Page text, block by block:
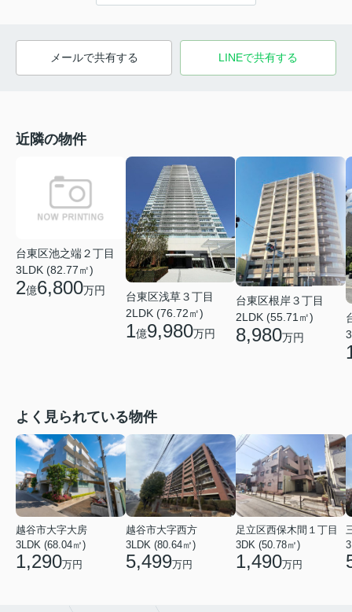
メールで共有する LINEで共有する
近隣の物件
台東区池之端２丁目
3LDK (82.77㎡)
2億6,800万円
台東区浅草３丁目
2LDK (76.72㎡)
1億9,980万円
台東区根岸３丁目
2LDK (55.71㎡)
8,980万円
よく見られている物件
越谷市大字大房
3LDK (68.04㎡)
1,290万円
越谷市大字西方
3LDK (80.64㎡)
5,499万円
足立区西保木間１丁目
3DK (50.78㎡)
1,490万円